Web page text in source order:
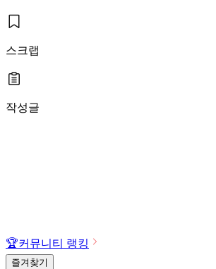
스크랩
작성글
🏆커뮤니티 랭킹
즐겨찾기